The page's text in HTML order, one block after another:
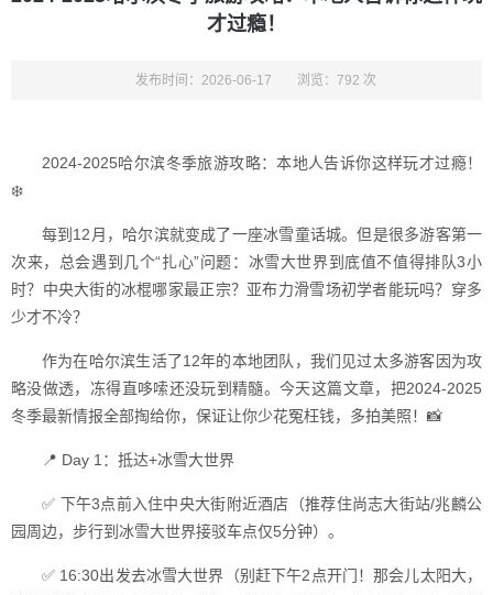
才过瘾！️
发布时间：2026-06-17 浏览：792 次
2024-2025哈尔滨冬季旅游攻略：本地人告诉你这样玩才过瘾！
❄️
每到12月，哈尔滨就变成了一座冰雪童话城。但是很多游客第一
次来，总会遇到几个“扎心”问题：冰雪大世界到底值不值得排队3小
时？中央大街的冰棍哪家最正宗？亚布力滑雪场初学者能玩吗？穿多
少才不冷？
作为在哈尔滨生活了12年的本地团队，我们见过太多游客因为攻
略没做透，冻得直哆嗦还没玩到精髓。今天这篇文章，把2024-2025
冬季最新情报全部掏给你，保证让你少花冤枉钱，多拍美照！📸
📍 Day 1：抵达+冰雪大世界
✅ 下午3点前入住中央大街附近酒店（推荐住尚志大街站/兆麟公
园周边，步行到冰雪大世界接驳车点仅5分钟）。
✅ 16:30出发去冰雪大世界（别赶下午2点开门！那会儿太阳大，